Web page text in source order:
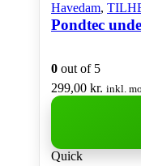
Havedam,
Pondtec
0 out of 5
299,00 kr. inkl.
Quick